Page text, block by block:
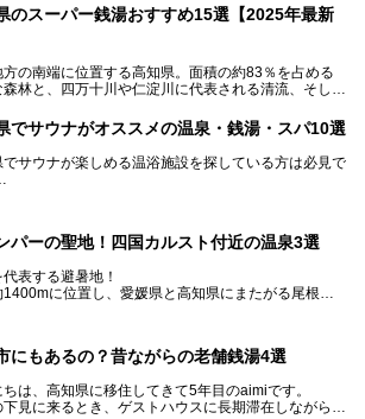
のスーパー銭湯おすすめ15選【2025年最新
方の南端に位置する高知県。面積の約83％を占める
森林と、四万十川や仁淀川に代表される清流、そして
ぎゅっと詰まった県です。
はまた、カツオのたたきをはじめとする海産物や清流
川魚、大皿にごちそうがどっさり盛られた皿鉢料理、
どの柑橘類、地酒といったグルメが充実していること
られます。ここでは、温泉とあわせて自然の景観やグ
でサウナがオススメの温泉・銭湯・スパ10選
でサウナが楽しめる温浴施設を探している方は必見で
れを読んで高知のサウナ探しの参考してくださいね！
パーの聖地！四国カルスト付近の温泉3選
表する避暑地！
に位置し、愛媛県と高知県にまたがる尾根沿
る場所。
泉（お風呂）がありません。
ライターおすすめの３つの温泉をご紹介します。
にもあるの？昔ながらの老舗銭湯4選
ちは、高知県に移住してきて5年目のaimiです。
見に来るとき、ゲストハウスに長期滞在しながら観